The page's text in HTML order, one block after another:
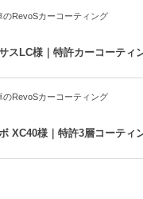
のRevoSカーコーティング
スLC様｜特許カーコーティ
のRevoSカーコーティング
XC40様｜特許3層コーティ